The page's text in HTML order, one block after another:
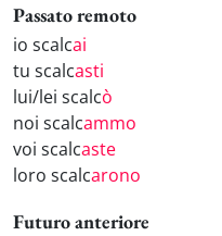
Passato remoto
io scalcai
tu scalcasti
lui/lei scalcò
noi scalcammo
voi scalcaste
loro scalcarono
Futuro anteriore